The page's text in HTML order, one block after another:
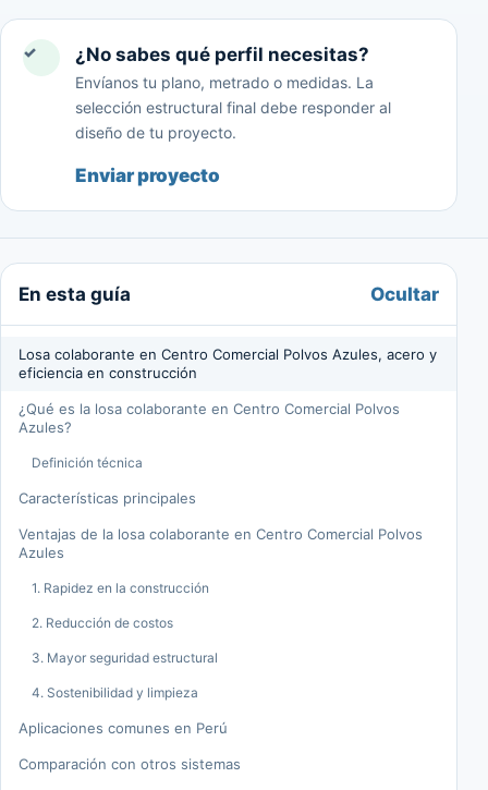
✓ ¿No sabes qué perfil necesitas?
Envíanos tu plano, metrado o medidas. La
selección estructural final debe responder al
diseño de tu proyecto.
Enviar proyecto
En esta guía Ocultar
Losa colaborante en Centro Comercial Polvos Azules, acero y
eficiencia en construcción
¿Qué es la losa colaborante en Centro Comercial Polvos
Azules?
Definición técnica
Características principales
Ventajas de la losa colaborante en Centro Comercial Polvos
Azules
1. Rapidez en la construcción
2. Reducción de costos
3. Mayor seguridad estructural
4. Sostenibilidad y limpieza
Aplicaciones comunes en Perú
Comparación con otros sistemas